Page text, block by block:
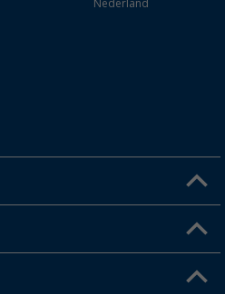
Nederland